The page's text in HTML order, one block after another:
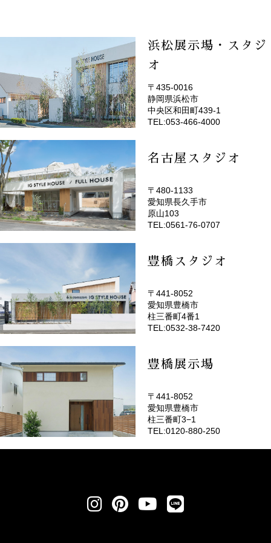
浜松展示場・スタジ
オ
(EMOTOP浜松)
〒435-0016
静岡県浜松市
中央区和田町439-1
TEL:053-466-4000
名古屋スタジオ
(EMOTOP名古屋)
〒480-1133
愛知県長久手市
原山103
TEL:0561-76-0707
豊橋スタジオ
(EMOTOP豊橋)
〒441-8052
愛知県豊橋市
柱三番町4番1
TEL:0532-38-7420
豊橋展示場
〒441-8052
愛知県豊橋市
柱三番町3−1
TEL:0120-880-250